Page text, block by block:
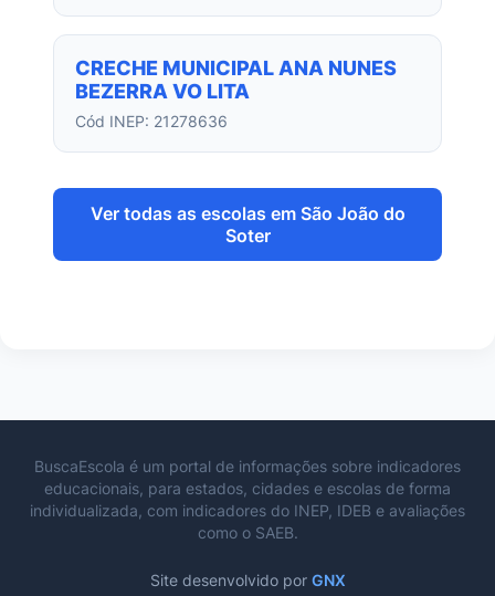
CRECHE MUNICIPAL ANA NUNES
BEZERRA VO LITA
Cód INEP: 21278636
Ver todas as escolas em São João do
Soter
BuscaEscola é um portal de informações sobre indicadores
educacionais, para estados, cidades e escolas de forma
individualizada, com indicadores do INEP, IDEB e avaliações
como o SAEB.
Site desenvolvido por GNX